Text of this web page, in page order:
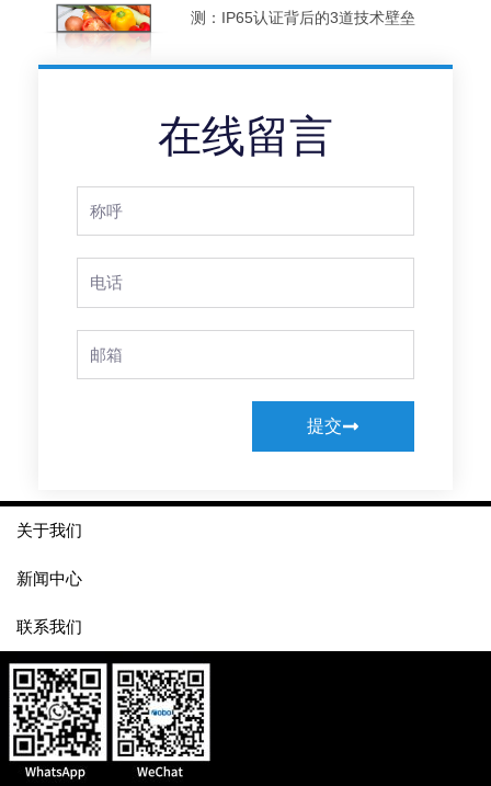
测：IP65认证背后的3道技术壁垒
在线留言
Name
Phone
Email
提交
关于我们
新闻中心
联系我们